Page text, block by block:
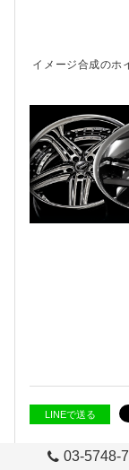
03-5748-
イメージ合成のホ
LINEで送る